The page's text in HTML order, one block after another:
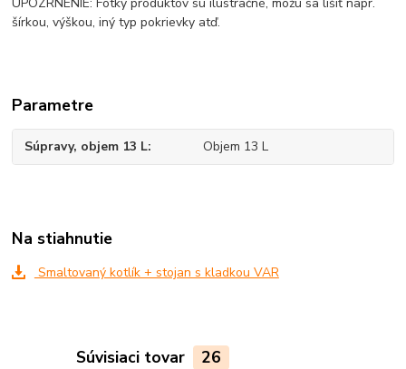
UPOZRNENIE: Fotky produktov sú ilustračné, môžu sa líšiť napr.
šírkou, výškou, iný typ pokrievky atď.
Parametre
Súpravy, objem 13 L Objem 13 L
Na stiahnutie
Smaltovaný kotlík + stojan s kladkou VAR
Súvisiaci tovar 26